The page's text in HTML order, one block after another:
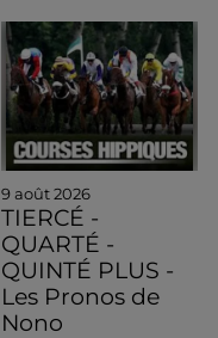
9 août 2026
TIERCÉ -
QUARTÉ -
QUINTÉ PLUS -
Les Pronos de
Nono